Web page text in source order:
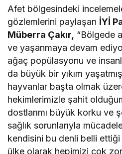
Afet bölgesindeki
gözlemlerini paylaşan İYİ
Müberra Çakır, “Bölgede
ve yaşanmaya devam
ağaç popülasyonu ve
da büyük bir yıkım
hayvanlar başta olmak
hekimlerimizle şahit
dostlarımı büyük korku ve
sağlık sorunlarıyla
kendisini bu denli belli
ülke olarak hepimizi çok